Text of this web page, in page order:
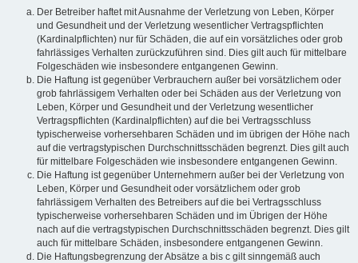
Der Betreiber haftet mit Ausnahme der Verletzung von Leben, Körper
und Gesundheit und der Verletzung wesentlicher Vertragspflichten
(Kardinalpflichten) nur für Schäden, die auf ein vorsätzliches oder grob
fahrlässiges Verhalten zurückzuführen sind. Dies gilt auch für mittelbare
Folgeschäden wie insbesondere entgangenen Gewinn.
Die Haftung ist gegenüber Verbrauchern außer bei vorsätzlichem oder
grob fahrlässigem Verhalten oder bei Schäden aus der Verletzung von
Leben, Körper und Gesundheit und der Verletzung wesentlicher
Vertragspflichten (Kardinalpflichten) auf die bei Vertragsschluss
typischerweise vorhersehbaren Schäden und im übrigen der Höhe nach
auf die vertragstypischen Durchschnittsschäden begrenzt. Dies gilt auch
für mittelbare Folgeschäden wie insbesondere entgangenen Gewinn.
Die Haftung ist gegenüber Unternehmern außer bei der Verletzung von
Leben, Körper und Gesundheit oder vorsätzlichem oder grob
fahrlässigem Verhalten des Betreibers auf die bei Vertragsschluss
typischerweise vorhersehbaren Schäden und im Übrigen der Höhe
nach auf die vertragstypischen Durchschnittsschäden begrenzt. Dies gilt
auch für mittelbare Schäden, insbesondere entgangenen Gewinn.
Die Haftungsbegrenzung der Absätze a bis c gilt sinngemäß auch